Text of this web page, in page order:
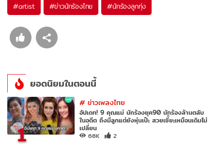
#artist #ข่าวนักร้องไทย #นักร้องลูกทุ่ง
ยอดนิยมในตอนนี้
1
#ข่าวเพลงไทย
อัปเดท! 9 คุณแม่ นักร้องยุค90 นักร้องล้านตลับ
ในอดีต ถึงมีลูกแต่ยังหุ่นเป๊ะ สวยเซี๊ยะเหมือนเดิมไม่
เปลี่ยน
68K 2